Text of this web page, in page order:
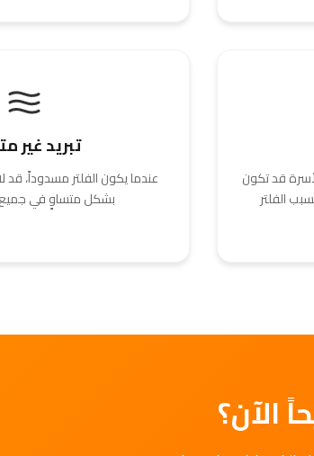
قد تكون
الفلتر
تبريد غير
عندما يكون الفلتر مسدوداً، قد لا
بشكل متساوٍ في جميع
الآن؟